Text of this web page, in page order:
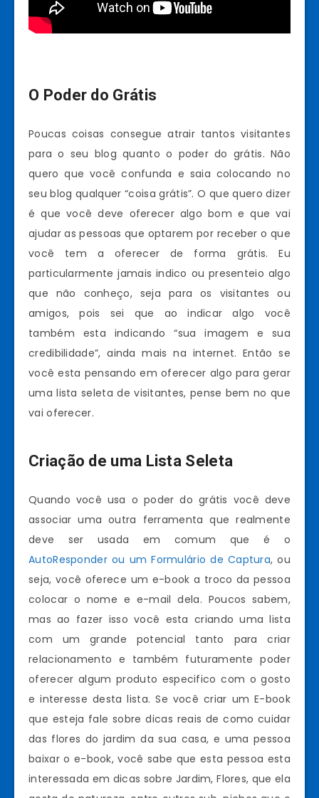
O Poder do Grátis
Poucas coisas consegue atrair tantos visitantes
para o seu blog quanto o poder do grátis. Não
quero que você confunda e saia colocando no
seu blog qualquer “coisa grátis”. O que quero dizer
é que você deve oferecer algo bom e que vai
ajudar as pessoas que optarem por receber o que
você tem a oferecer de forma grátis. Eu
particularmente jamais indico ou presenteio algo
que não conheço, seja para os visitantes ou
amigos, pois sei que ao indicar algo você
também esta indicando “sua imagem e sua
credibilidade”, ainda mais na internet. Então se
você esta pensando em oferecer algo para gerar
uma lista seleta de visitantes, pense bem no que
vai oferecer.
Criação de uma Lista Seleta
Quando você usa o poder do grátis você deve
associar uma outra ferramenta que realmente
deve ser usada em comum que é o
AutoResponder ou um Formulário de Captura, ou
seja, você oferece um e-book a troco da pessoa
colocar o nome e e-mail dela. Poucos sabem,
mas ao fazer isso você esta criando uma lista
com um grande potencial tanto para criar
relacionamento e também futuramente poder
oferecer algum produto especifico com o gosto
e interesse desta lista. Se você criar um E-book
que esteja fale sobre dicas reais de como cuidar
das flores do jardim da sua casa, e uma pessoa
baixar o e-book, você sabe que esta pessoa esta
interessada em dicas sobre Jardim, Flores, que ela